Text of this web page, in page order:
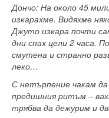
Дончо: На около 45
изкарахме. Видяхме
Джуто изкара почти
дни спах цели 2 часа.
смутена и странно
леко…
С нетърпение чакам
предишния ритъм –
трябва да дежурим и